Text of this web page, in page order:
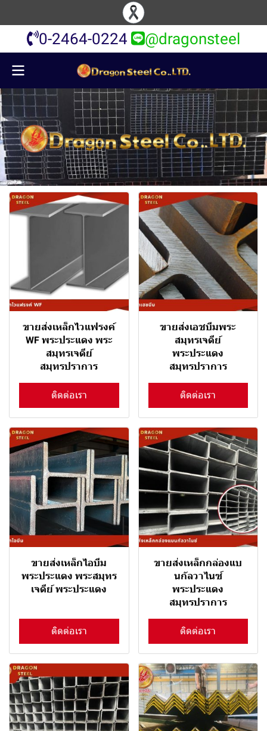
0-2464-0224 @dragonsteel
ขายส่งเหล็กไวแฟรงค์
WF พระประแดง พระ
สมุทรเจดีย์
สมุทรปราการ
ติดต่อเรา
ขายส่งเอชบีมพระ
สมุทรเจดีย์
พระประแดง
สมุทรปราการ
ติดต่อเรา
ขายส่งเหล็กไอบีม
พระประแดง พระสมุทร
เจดีย์ พระประแดง
ติดต่อเรา
ขายส่งเหล็กกล่องแบ
นกัลวาไนซ์
พระประแดง
สมุทรปราการ
ติดต่อเรา